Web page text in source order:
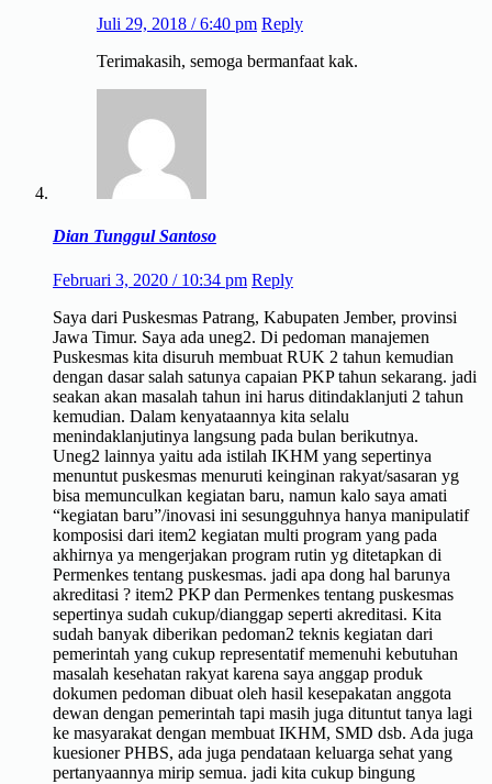
Juli 29, 2018 / 6:40 pm Reply
Terimakasih, semoga bermanfaat kak.
Dian Tunggul Santoso
Februari 3, 2020 / 10:34 pm Reply
Saya dari Puskesmas Patrang, Kabupaten Jember, provinsi
Jawa Timur. Saya ada uneg2. Di pedoman manajemen
Puskesmas kita disuruh membuat RUK 2 tahun kemudian
dengan dasar salah satunya capaian PKP tahun sekarang. jadi
seakan akan masalah tahun ini harus ditindaklanjuti 2 tahun
kemudian. Dalam kenyataannya kita selalu
menindaklanjutinya langsung pada bulan berikutnya.
Uneg2 lainnya yaitu ada istilah IKHM yang sepertinya
menuntut puskesmas menuruti keinginan rakyat/sasaran yg
bisa memunculkan kegiatan baru, namun kalo saya amati
“kegiatan baru”/inovasi ini sesungguhnya hanya manipulatif
komposisi dari item2 kegiatan multi program yang pada
akhirnya ya mengerjakan program rutin yg ditetapkan di
Permenkes tentang puskesmas. jadi apa dong hal barunya
akreditasi ? item2 PKP dan Permenkes tentang puskesmas
sepertinya sudah cukup/dianggap seperti akreditasi. Kita
sudah banyak diberikan pedoman2 teknis kegiatan dari
pemerintah yang cukup representatif memenuhi kebutuhan
masalah kesehatan rakyat karena saya anggap produk
dokumen pedoman dibuat oleh hasil kesepakatan anggota
dewan dengan pemerintah tapi masih juga dituntut tanya lagi
ke masyarakat dengan membuat IKHM, SMD dsb. Ada juga
kuesioner PHBS, ada juga pendataan keluarga sehat yang
pertanyaannya mirip semua. jadi kita cukup bingung